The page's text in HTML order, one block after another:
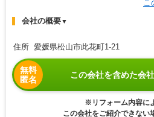
こ
会社の概要▼
住所 愛媛県松山市此花町1-21
無料
匿名
この会社を含めた会
※リフォーム内容に
この会社をご紹介できない